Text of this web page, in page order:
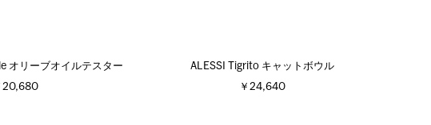
オリーブオイルテスター
20,680
ALESSI Tigrito キャットボウル
￥24,640